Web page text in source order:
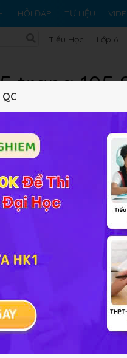
HỎI ĐÁP TƯ LIỆU
Tiểu Học Lớp 6
trang 105
nghiệm
20Trắc nghiệm 29
đấu chống chiến lược “
lập
được thành lập
đấu chống chiến lược “
Việt Nam được thành lập
QC